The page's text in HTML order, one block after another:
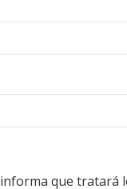
informa que